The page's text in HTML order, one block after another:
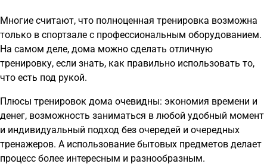
Многие считают, что полноценная тренировка возможна
только в спортзале с профессиональным оборудованием.
На самом деле, дома можно сделать отличную
тренировку, если знать, как правильно использовать то,
что есть под рукой.
Плюсы тренировок дома очевидны: экономия времени и
денег, возможность заниматься в любой удобный момент
и индивидуальный подход без очередей и очередных
тренажеров. А использование бытовых предметов делает
процесс более интересным и разнообразным.